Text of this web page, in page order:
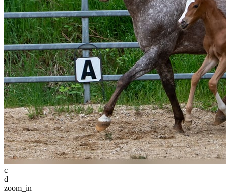
c
d
zoom_in